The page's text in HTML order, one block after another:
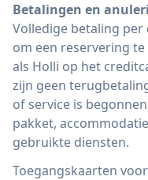
Betalingen en
Volledige betaling
om een ​​reservering
als Holli op het
zijn geen
of service is
pakket,
gebruikte diensten.
Toegangskaarten